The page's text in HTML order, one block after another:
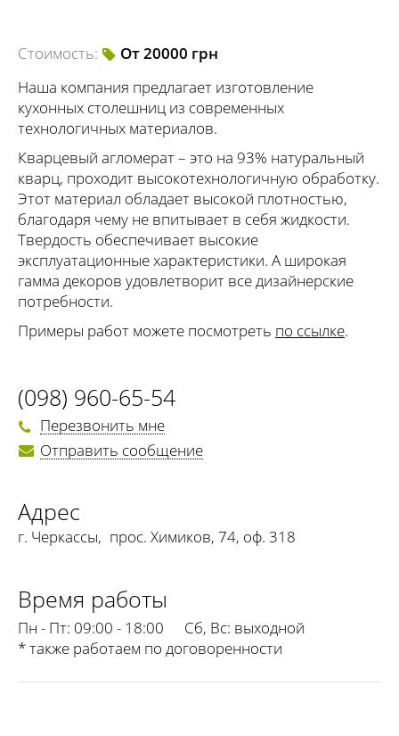
Стоимость:
От 20000 грн
Наша компания предлагает изготовление
кухонных столешниц из современных
технологичных материалов.
Кварцевый агломерат – это на 93% натуральный
кварц, проходит высокотехнологичную обработку.
Этот материал обладает высокой плотностью,
благодаря чему не впитывает в себя жидкости.
Твердость обеспечивает высокие
эксплуатационные характеристики. А широкая
гамма декоров удовлетворит все дизайнерские
потребности.
Примеры работ можете посмотреть по ссылке.
(098) 960-65-54
Перезвонить мне
Отправить сообщение
Адрес
г. Черкассы, прос. Химиков, 74, оф. 318
Время работы
Пн - Пт: 09:00 - 18:00 Сб, Вс: выходной
* также работаем по договоренности